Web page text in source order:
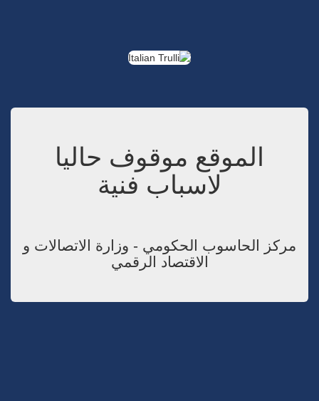
الموقع موقوف حاليا
لاسباب فنية
مركز الحاسوب الحكومي - وزارة الاتصالات و
الاقتصاد الرقمي